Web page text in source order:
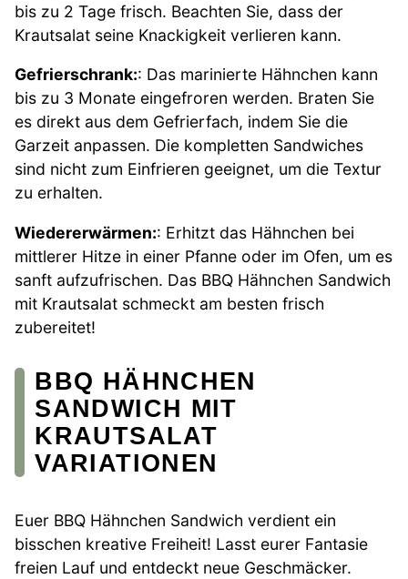
bis zu 2 Tage frisch. Beachten Sie, dass der
Krautsalat seine Knackigkeit verlieren kann.
Gefrierschrank:: Das marinierte Hähnchen kann
bis zu 3 Monate eingefroren werden. Braten Sie
es direkt aus dem Gefrierfach, indem Sie die
Garzeit anpassen. Die kompletten Sandwiches
sind nicht zum Einfrieren geeignet, um die Textur
zu erhalten.
Wiedererwärmen:: Erhitzt das Hähnchen bei
mittlerer Hitze in einer Pfanne oder im Ofen, um es
sanft aufzufrischen. Das BBQ Hähnchen Sandwich
mit Krautsalat schmeckt am besten frisch
zubereitet!
BBQ HÄHNCHEN
SANDWICH MIT
KRAUTSALAT
VARIATIONEN
Euer BBQ Hähnchen Sandwich verdient ein
bisschen kreative Freiheit! Lasst eurer Fantasie
freien Lauf und entdeckt neue Geschmäcker.